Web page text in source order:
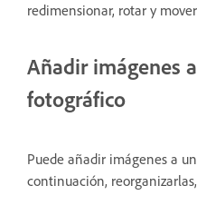
redimensionar, rotar y
Añadir imágenes
fotográfico
Puede añadir imágenes a
continuación,